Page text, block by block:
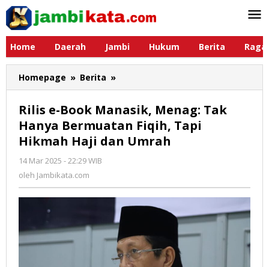
Lewati
konten
Home
Daerah Jambi Hukum Berita
Homepage » Berita »
e-
Book
Manasik,
Menag:
Tak
Tapi
Hikmah
Haji
dan
Umrah
Rilis e-Book Manasik, Menag: Tak
Hanya Bermuatan Fiqih, Tapi
Hikmah Haji dan Umrah
14 Mar 2025 - 22:29 WIB
oleh Jambikata.com